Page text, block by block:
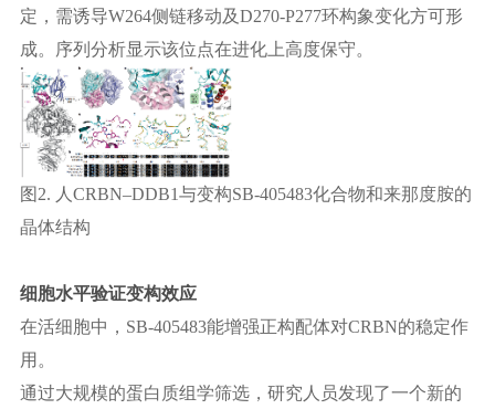
定，需诱导W264侧链移动及D270-P277环构象变化方可形
成。序列分析显示该位点在进化上高度保守。
图 2. 人CRBN–DDB1与变构SB-405483化合物和来那度胺的
晶体结构
细胞水平验证变构效应
在活细胞中， SB-405483能增强正构配体对CRBN的稳定作
用。
通过大规模的蛋白质组学筛选，研究人员发现了一个新的